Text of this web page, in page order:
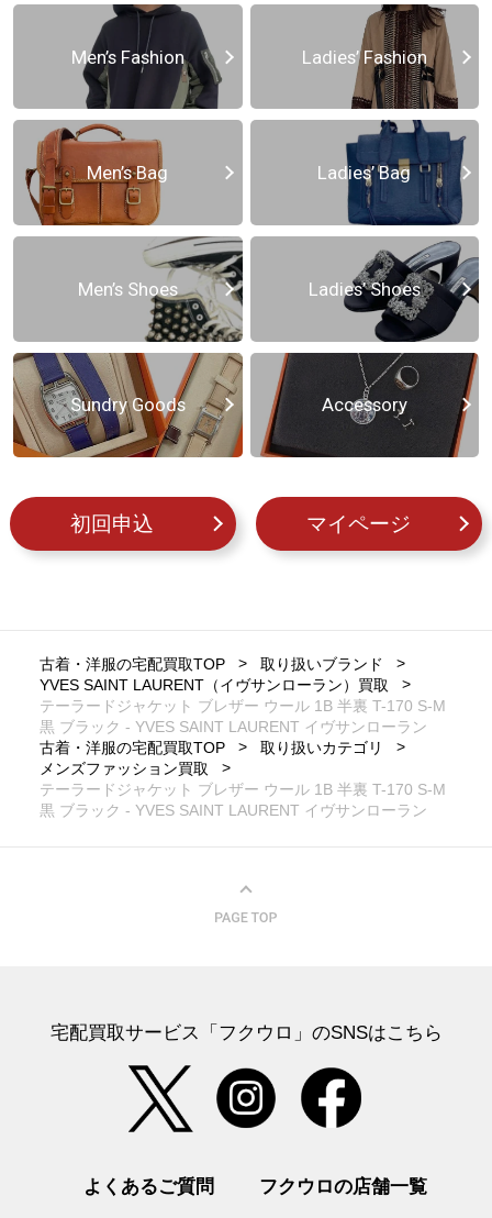
Men’s Fashion Ladies’ Fashion
Men’s Bag Ladies’ Bag
Men’s Shoes Ladies’ Shoes
Sundry Goods Accessory
初回申込 マイページ
古着・洋服の宅配買取TOP
取り扱いブランド
YVES SAINT LAURENT（イヴサンローラン）買取
テーラードジャケット ブレザー ウール 1B 半裏 T-170 S-M
黒 ブラック - YVES SAINT LAURENT イヴサンローラン
古着・洋服の宅配買取TOP
取り扱いカテゴリ
メンズファッション買取
テーラードジャケット ブレザー ウール 1B 半裏 T-170 S-M
黒 ブラック - YVES SAINT LAURENT イヴサンローラン
宅配買取サービス「フクウロ」のSNSはこちら
よくあるご質問 フクウロの店舗一覧